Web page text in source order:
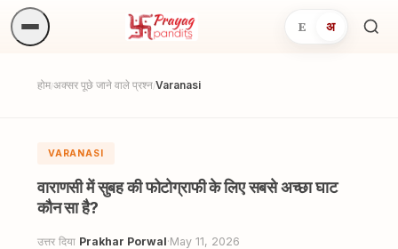
E अ
होम/अक्सर पूछे जाने वाले प्रश्न/Varanasi
VARANASI
वाराणसी में सुबह की फोटोग्राफी के लिए सबसे अच्छा घाट
कौन सा है?
उत्तर दिया Prakhar Porwal·May 11, 2026